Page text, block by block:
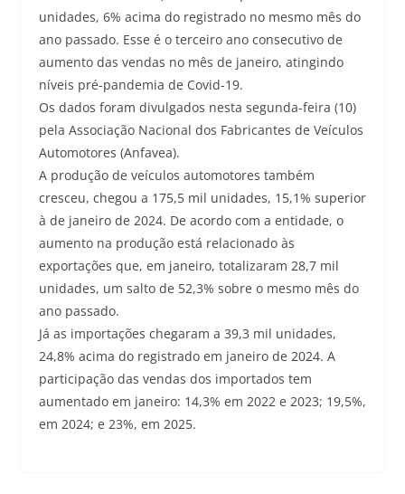
unidades, 6% acima do registrado no mesmo mês do
ano passado. Esse é o terceiro ano consecutivo de
aumento das vendas no mês de janeiro, atingindo
níveis pré-pandemia de Covid-19.
Os dados foram divulgados nesta segunda-feira (10)
pela Associação Nacional dos Fabricantes de Veículos
Automotores (Anfavea).
A produção de veículos automotores também
cresceu, chegou a 175,5 mil unidades, 15,1% superior
à de janeiro de 2024. De acordo com a entidade, o
aumento na produção está relacionado às
exportações que, em janeiro, totalizaram 28,7 mil
unidades, um salto de 52,3% sobre o mesmo mês do
ano passado.
Já as importações chegaram a 39,3 mil unidades,
24,8% acima do registrado em janeiro de 2024. A
participação das vendas dos importados tem
aumentado em janeiro: 14,3% em 2022 e 2023; 19,5%,
em 2024; e 23%, em 2025.